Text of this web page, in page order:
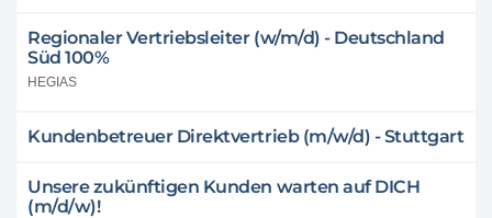
Regionaler Vertriebsleiter (w/m/d) - Deutschland
Süd 100%
HEGIAS
Kundenbetreuer Direktvertrieb (m/w/d) - Stuttgart
Unsere zukünftigen Kunden warten auf DICH
(m/d/w)!